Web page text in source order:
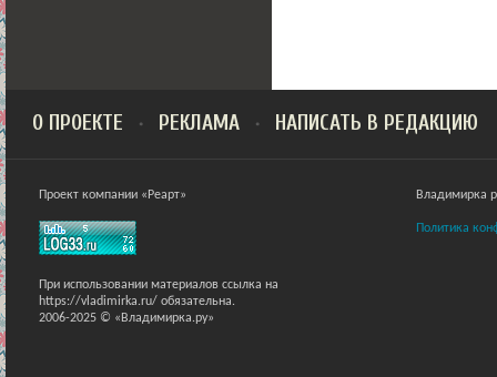
О ПРОЕКТЕ РЕКЛАМА НАПИСАТЬ В РЕДАКЦИЮ
Проект компании «Реарт»
При использовании материалов ссылка на
https://vladimirka.ru/ обязательна.
2006-2025 © «Владимирка.ру»
Владимирка
Политика